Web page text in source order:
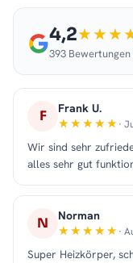
4,2
393
F Frank U.
·
Wir sind sehr
alles sehr gut
N Norman
·
Super Heizkörper,